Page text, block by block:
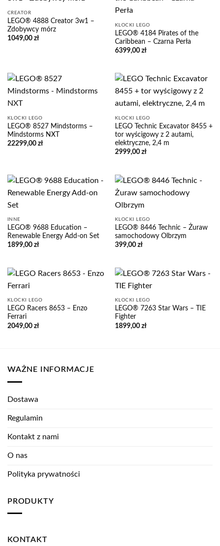
CREATOR
LEGO® 4888 Creator 3w1 –
Zdobywcy mórz
1049,00 zł
KLOCKI LEGO
LEGO® 4184 Pirates of the
Caribbean – Czarna Perła
6399,00 zł
KLOCKI LEGO
LEGO® 8527 Mindstorms –
Mindstorms NXT
22299,00 zł
KLOCKI LEGO
LEGO Technic Excavator 8455 +
tor wyścigowy z 2 autami,
elektryczne, 2,4 m
2999,00 zł
INNE
LEGO® 9688 Education –
Renewable Energy Add-on Set
1899,00 zł
KLOCKI LEGO
LEGO® 8446 Technic – Żuraw
samochodowy Olbrzym
399,00 zł
KLOCKI LEGO
LEGO Racers 8653 – Enzo
Ferrari
2049,00 zł
KLOCKI LEGO
LEGO® 7263 Star Wars – TIE
Fighter
1899,00 zł
WAŻNE INFORMACJE
Dostawa
Regulamin
Kontakt z nami
O nas
Polityka prywatności
PRODUKTY
KONTAKT